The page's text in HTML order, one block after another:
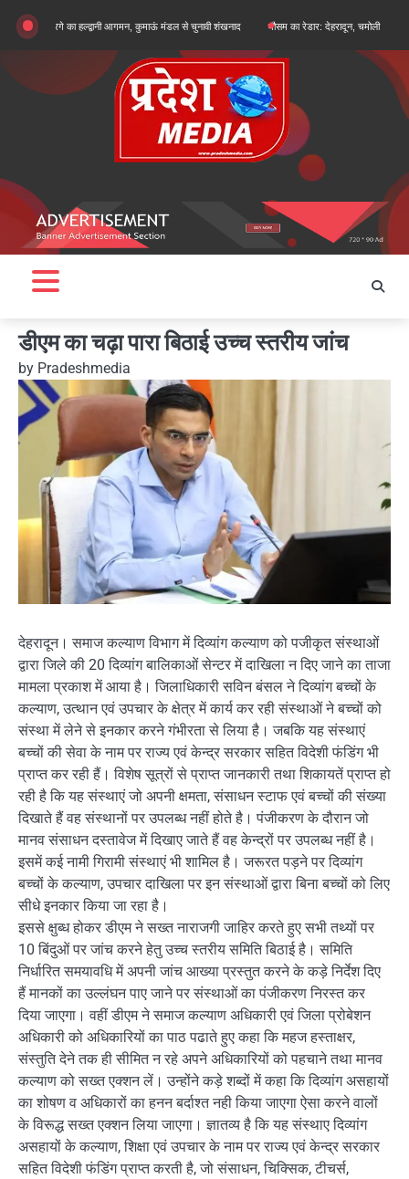
Skip
content
खरगे का हल्द्वानी आगमन, कुमाऊं मंडल से चुनावी शंखनाद मौसम का रेडार: देहरादून, चमोली और बागेश्वर में
डीएम का चढ़ा पारा बिठाई उच्च स्तरीय जांच
by Pradeshmedia
देहरादून। समाज कल्याण विभाग में दिव्यांग कल्याण को पजीकृत संस्थाओं
द्वारा जिले की 20 दिव्यांग बालिकाओं सेन्टर में दाखिला न दिए जाने का ताजा
मामला प्रकाश में आया है। जिलाधिकारी सविन बंसल ने दिव्यांग बच्चों के
कल्याण, उत्थान एवं उपचार के क्षेत्र में कार्य कर रही संस्थाओं ने बच्चों को
संस्था में लेने से इनकार करने गंभीरता से लिया है। जबकि यह संस्थाएं
बच्चों की सेवा के नाम पर राज्य एवं केन्द्र सरकार सहित विदेशी फंडिंग भी
प्राप्त कर रही हैं। विशेष सूत्रों से प्राप्त जानकारी तथा शिकायतें प्राप्त हो
रही है कि यह संस्थाएं जो अपनी क्षमता, संसाधन स्टाफ एवं बच्चों की संख्या
दिखाते हैं वह संस्थानों पर उपलब्ध नहीं होते है। पंजीकरण के दौरान जो
मानव संसाधन दस्तावेज में दिखाए जाते हैं वह केन्द्रों पर उपलब्ध नहीं है।
इसमें कई नामी गिरामी संस्थाएं भी शामिल है। जरूरत पड़ने पर दिव्यांग
बच्चों के कल्याण, उपचार दाखिला पर इन संस्थाओं द्वारा बिना बच्चों को लिए
सीधे इनकार किया जा रहा है।
इससे क्षुब्ध होकर डीएम ने सख्त नाराजगी जाहिर करते हुए सभी तथ्यों पर
10 बिंदुओं पर जांच करने हेतु उच्च स्तरीय समिति बिठाई है। समिति
निर्धारित समयावधि में अपनी जांच आख्या प्रस्तुत करने के कड़े निर्देश दिए
हैं मानकों का उल्लंघन पाए जाने पर संस्थाओं का पंजीकरण निरस्त कर
दिया जाएगा। वहीं डीएम ने समाज कल्याण अधिकारी एवं जिला प्रोबेशन
अधिकारी को अधिकारियों का पाठ पढाते हुए कहा कि महज हस्ताक्षर,
संस्तुति देने तक ही सीमित न रहे अपने अधिकारियों को पहचाने तथा मानव
कल्याण को सख्त एक्शन लें। उन्होंने कड़े शब्दों में कहा कि दिव्यांग असहायों
का शोषण व अधिकारों का हनन बर्दाश्त नही किया जाएगा ऐसा करने वालों
के विरूद्ध सख्त एक्शन लिया जाएगा। ज्ञातव्य है कि यह संस्थाए दिव्यांग
असहायों के कल्याण, शिक्षा एवं उपचार के नाम पर राज्य एवं केन्द्र सरकार
सहित विदेशी फंडिंग प्राप्त करती है, जो संसाधन, चिक्सिक, टीचर्स,